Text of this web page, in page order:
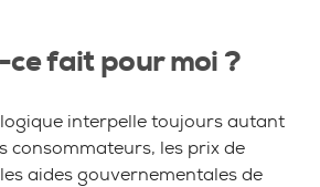
ce fait pour moi ?
interpelle toujours autant
consommateurs, les prix de
aides gouvernementales de